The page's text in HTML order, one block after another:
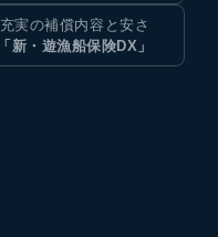
充実の補償内容と安さ
「新・遊漁船保険DX」